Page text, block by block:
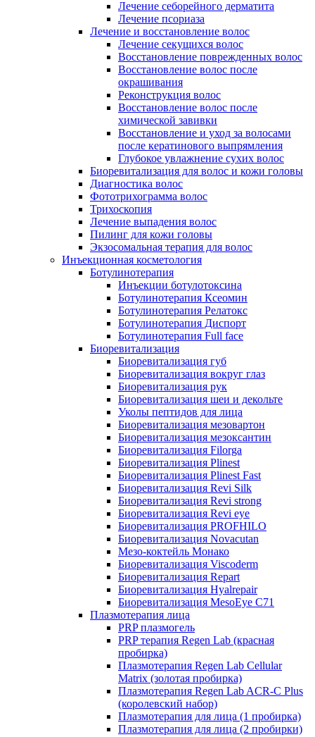
Лечение себорейного дерматита
Лечение псориаза
Лечение и восстановление волос
Лечение секущихся волос
Восстановление поврежденных волос
Восстановление волос после
окрашивания
Реконструкция волос
Восстановление волос после
химической завивки
Восстановление и уход за волосами
после кератинового выпрямления
Глубокое увлажнение сухих волос
Биоревитализация для волос и кожи головы
Диагностика волос
Фототрихограмма волос
Трихоскопия
Лечение выпадения волос
Пилинг для кожи головы
Экзосомальная терапия для волос
Инъекционная косметология
Ботулинотерапия
Инъекции ботулотоксина
Ботулинотерапия Ксеомин
Ботулинотерапия Релатокс
Ботулинотерапия Диспорт
Ботулинотерапия Full face
Биоревитализация
Биоревитализация губ
Биоревитализация вокруг глаз
Биоревитализация рук
Биоревитализация шеи и декольте
Уколы пептидов для лица
Биоревитализация мезовартон
Биоревитализация мезоксантин
Биоревитализация Filorga
Биоревитализация Plinest
Биоревитализация Plinest Fast
Биоревитализация Revi Silk
Биоревитализация Revi strong
Биоревитализация Revi eye
Биоревитализация PROFHILO
Биоревитализация Novacutan
Мезо-коктейль Монако
Биоревитализация Viscoderm
Биоревитализация Repart
Биоревитализация Hyalrepair
Биоревитализация MesoEye C71
Плазмотерапия лица
PRP плазмогель
PRP терапия Regen Lab (красная
пробирка)
Плазмотерапия Regen Lab Cellular
Matrix (золотая пробирка)
Плазмотерапия Regen Lab ACR-C Plus
(королевский набор)
Плазмотерапия для лица (1 пробирка)
Плазмотерапия для лица (2 пробирки)